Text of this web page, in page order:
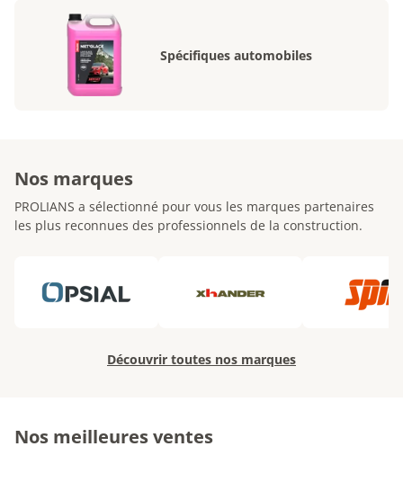
Spécifiques automobiles
Nos marques
PROLIANS a sélectionné pour vous les marques partenaires
les plus reconnues des professionnels de la construction.
Découvrir toutes nos marques
Nos meilleures ventes